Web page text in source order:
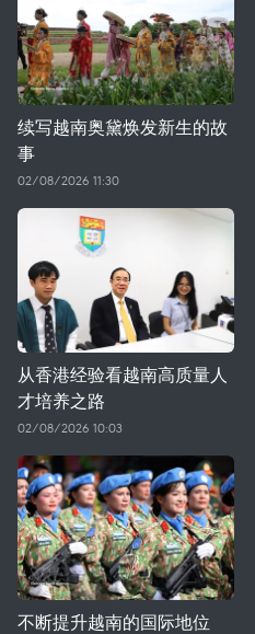
续写越南奥黛焕发新生的故
事
02/08/2026 11:30
从香港经验看越南高质量人
才培养之路
02/08/2026 10:03
不断提升越南的国际地位